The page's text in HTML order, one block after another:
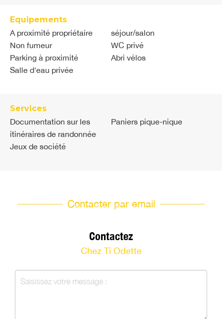
Equipements
A proximité propriétaire
Non fumeur
Parking à proximité
Salle d'eau privée
séjour/salon
WC privé
Abri vélos
Services
Documentation sur les
itinéraires de randonnée
Jeux de société
Paniers pique-nique
Contacter par email
Contactez
Chez Ti Odette